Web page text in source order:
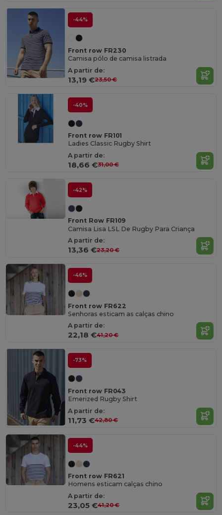
-44%
Front row FR230
Camisa pólo de camisa listrada
A partir de:
13,19 €23,50 €
-40%
Front row FR101
Ladies Classic Rugby Shirt
A partir de:
18,66 €31,00 €
-42%
Front Row FR109
Camisa Lisa LSL De Rugby Para Criança
A partir de:
13,36 €23,20 €
-46%
Front row FR622
Senhoras esticam as calças chino
A partir de:
22,18 €41,20 €
-73%
Front row FR043
Emerized Rugby Shirt
A partir de:
11,73 €42,80 €
-44%
Front row FR621
Homens esticam calças chino
A partir de:
23,05 €41,20 €